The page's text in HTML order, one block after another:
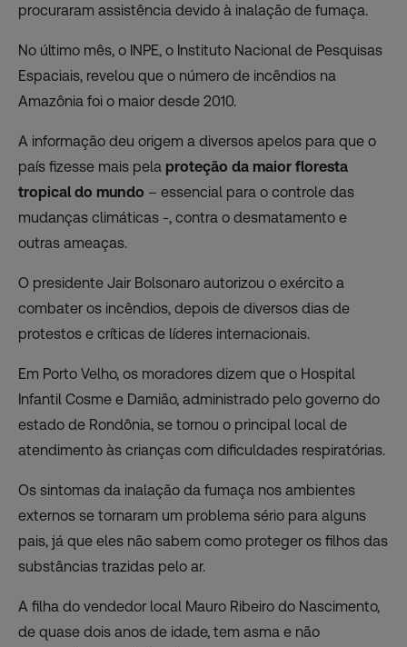
procuraram assistência devido à inalação de fumaça.
No último mês, o INPE, o Instituto Nacional de Pesquisas
Espaciais, revelou que o número de incêndios na
Amazônia foi o maior desde 2010.
A informação deu origem a diversos apelos para que o
país fizesse mais pela proteção da maior floresta
tropical do mundo – essencial para o controle das
mudanças climáticas -, contra o desmatamento e
outras ameaças.
O presidente Jair Bolsonaro autorizou o exército a
combater os incêndios, depois de diversos dias de
protestos e críticas de líderes internacionais.
Em Porto Velho, os moradores dizem que o Hospital
Infantil Cosme e Damião, administrado pelo governo do
estado de Rondônia, se tornou o principal local de
atendimento às crianças com dificuldades respiratórias.
Os sintomas da inalação da fumaça nos ambientes
externos se tornaram um problema sério para alguns
pais, já que eles não sabem como proteger os filhos das
substâncias trazidas pelo ar.
A filha do vendedor local Mauro Ribeiro do Nascimento,
de quase dois anos de idade, tem asma e não